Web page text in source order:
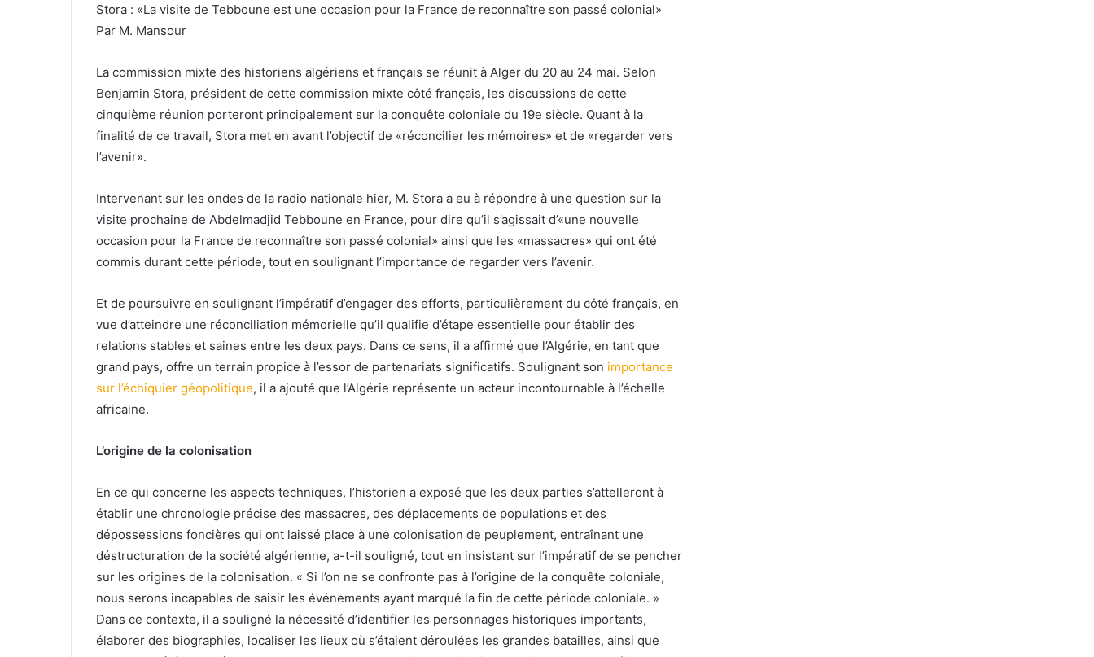
Stora : «La visite de Tebboune est une occasion pour la France de reconnaître son passé colonial»
Par M. Mansour
La commission mixte des historiens algériens et français se réunit à Alger du 20 au 24 mai. Selon
Benjamin Stora, président de cette commission mixte côté français, les discussions de cette
cinquième réunion porteront principalement sur la conquête coloniale du 19e siècle. Quant à la
finalité de ce travail, Stora met en avant l’objectif de «réconcilier les mémoires» et de «regarder vers
l’avenir».
Intervenant sur les ondes de la radio nationale hier, M. Stora a eu à répondre à une question sur la
visite prochaine de Abdelmadjid Tebboune en France, pour dire qu’il s’agissait d’«une nouvelle
occasion pour la France de reconnaître son passé colonial» ainsi que les «massacres» qui ont été
commis durant cette période, tout en soulignant l’importance de regarder vers l’avenir.
Et de poursuivre en soulignant l’impératif d’engager des efforts, particulièrement du côté français, en
vue d’atteindre une réconciliation mémorielle qu’il qualifie d’étape essentielle pour établir des
relations stables et saines entre les deux pays. Dans ce sens, il a affirmé que l’Algérie, en tant que
grand pays, offre un terrain propice à l’essor de partenariats significatifs. Soulignant son importance
sur l’échiquier géopolitique, il a ajouté que l’Algérie représente un acteur incontournable à l’échelle
africaine.
L’origine de la colonisation
En ce qui concerne les aspects techniques, l’historien a exposé que les deux parties s’attelleront à
établir une chronologie précise des massacres, des déplacements de populations et des
dépossessions foncières qui ont laissé place à une colonisation de peuplement, entraînant une
déstructuration de la société algérienne, a-t-il souligné, tout en insistant sur l’impératif de se pencher
sur les origines de la colonisation. « Si l’on ne se confronte pas à l’origine de la conquête coloniale,
nous serons incapables de saisir les événements ayant marqué la fin de cette période coloniale. »
Dans ce contexte, il a souligné la nécessité d’identifier les personnages historiques importants,
élaborer des biographies, localiser les lieux où s’étaient déroulées les grandes batailles, ainsi que